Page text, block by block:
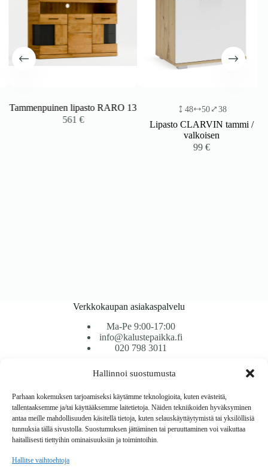
Hallinnoi suostumusta
Parhaan kokemuksen tarjoamiseksi käytämme teknologioita, kuten evästeitä,
tallentaaksemme ja/tai käyttääksemme laitetietoja. Näiden tekniikoiden hyväksyminen
antaa meille mahdollisuuden käsitellä tietoja, kuten selauskäyttäytymistä tai yksilöllisiä
tunnuksia tällä sivustolla. Suostumuksen jättäminen tai peruuttaminen voi vaikuttaa
haitallisesti tiettyihin ominaisuuksiin ja toimintoihin.
Hallitse vaihtoehtoja
Tammenpuinen lipasto RARO 13
561€
48 50 38
Lipasto CLARVIN tammi /
valkoisen
99€
Verkkokaupan asiakaspalvelu
Ma-Pe 9:00-17:00
info@kalustepaikka.fi
020 798 3011
Tavarantoimitus / Maksutavat
Toimitustavat
Maksutavat
Vaihto ja palautus
Reklamaatiot